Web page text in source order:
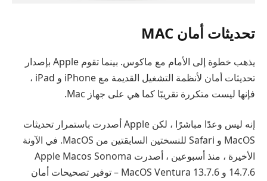
تحديثات أمان MAC
يذهب خطوة إلى الأمام مع ماكوس. بينما تقوم Apple بإصدار
تحديثات أمان لأنظمة التشغيل القديمة مع iPhone و iPad ،
فإنها ليست متكررة تقريبًا كما هي على جهاز Mac.
إنه ليس وعدًا مباشرًا ، لكن Apple أصدرت باستمرار تحديثات
MacOS و Safari للنسختين السابقتين من MacOS. في الآونة
الأخيرة ، منذ أسبوعين ، أصدرت Apple Macos Sonoma
14.7.6 و MacOS Ventura 13.7.6 – توفير تصحيحات أمان